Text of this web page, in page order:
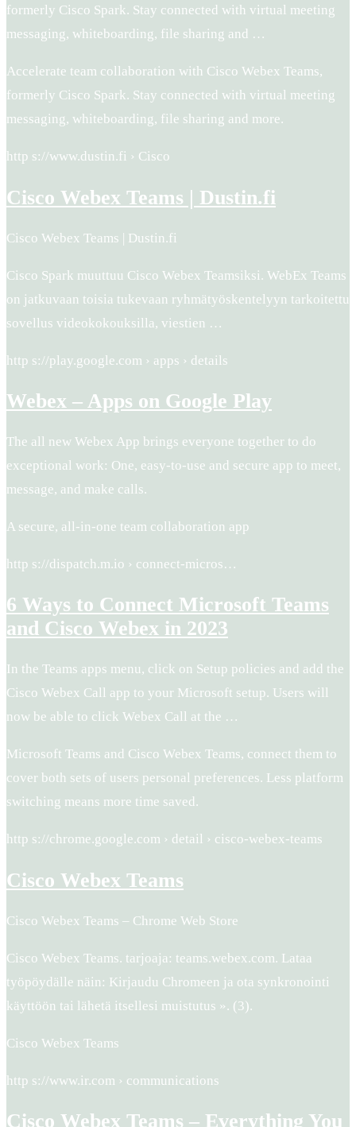
formerly Cisco Spark. Stay connected with virtual meeting
messaging, whiteboarding, file sharing and …
Accelerate team collaboration with Cisco Webex Teams,
formerly Cisco Spark. Stay connected with virtual meeting
messaging, whiteboarding, file sharing and more.
http s://www.dustin.fi › Cisco
Cisco Webex Teams | Dustin.fi
Cisco Webex Teams | Dustin.fi
Cisco Spark muuttuu Cisco Webex Teamsiksi. WebEx Teams
on jatkuvaan toisia tukevaan ryhmätyöskentelyyn tarkoitettu
sovellus videokokouksilla, viestien …
http s://play.google.com › apps › details
Webex – Apps on Google Play
The all new Webex App brings everyone together to do
exceptional work: One, easy-to-use and secure app to meet,
message, and make calls.
A secure, all-in-one team collaboration app
http s://dispatch.m.io › connect-micros…
6 Ways to Connect Microsoft Teams
and Cisco Webex in 2023
In the Teams apps menu, click on Setup policies and add the
Cisco Webex Call app to your Microsoft setup. Users will
now be able to click Webex Call at the …
Microsoft Teams and Cisco Webex Teams, connect them to
cover both sets of users personal preferences. Less platform
switching means more time saved.
http s://chrome.google.com › detail › cisco-webex-teams
Cisco Webex Teams
Cisco Webex Teams – Chrome Web Store
Cisco Webex Teams. tarjoaja: teams.webex.com. Lataa
työpöydälle näin: Kirjaudu Chromeen ja ota synkronointi
käyttöön tai lähetä itsellesi muistutus ». (3).
Cisco Webex Teams
http s://www.ir.com › communications
Cisco Webex Teams – Everything You